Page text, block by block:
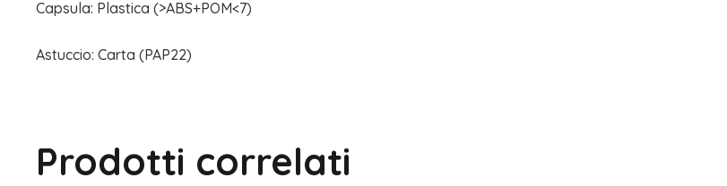
Capsula: Plastica (>ABS+POM<7)
Astuccio: Carta (PAP22)
Prodotti correlati